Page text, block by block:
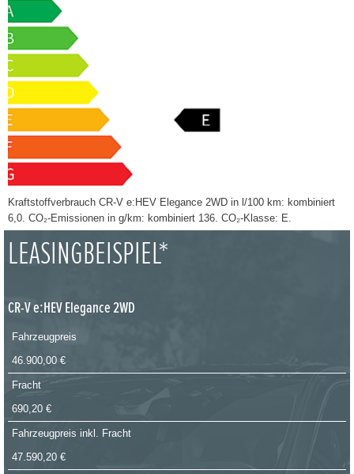
Kraftstoffverbrauch CR-V e:HEV Elegance 2WD in l/100 km: kombiniert
6,0. CO₂-Emissionen in g/km: kombiniert 136. CO₂-Klasse: E.
LEASINGBEISPIEL*
CR-V e:HEV Elegance 2WD
Fahrzeugpreis
46.900,00 €
Fracht
690,20 €
Fahrzeugpreis inkl. Fracht
47.590,20 €